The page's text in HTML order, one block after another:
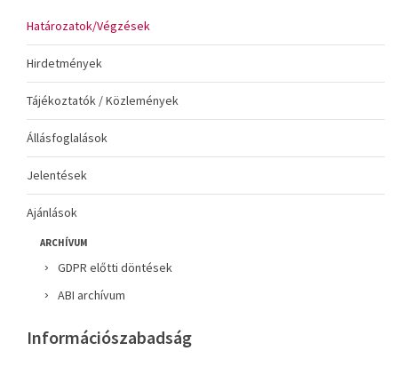
Határozatok/Végzések
Hirdetmények
Tájékoztatók / Közlemények
Állásfoglalások
Jelentések
Ajánlások
ARCHÍVUM
GDPR előtti döntések
ABI archívum
Információszabadság